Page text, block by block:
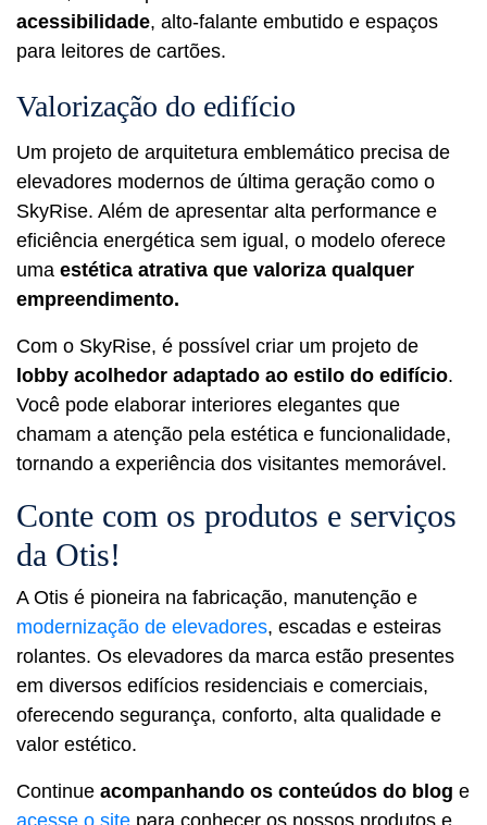
acessibilidade, alto-falante embutido e espaços
para leitores de cartões.
Valorização do edifício
Um projeto de arquitetura emblemático precisa de
elevadores modernos de última geração como o
SkyRise. Além de apresentar alta performance e
eficiência energética sem igual, o modelo oferece
uma estética atrativa que valoriza qualquer
empreendimento.
Com o SkyRise, é possível criar um projeto de
lobby acolhedor adaptado ao estilo do edifício.
Você pode elaborar interiores elegantes que
chamam a atenção pela estética e funcionalidade,
tornando a experiência dos visitantes memorável.
Conte com os produtos e serviços
da Otis!
A Otis é pioneira na fabricação, manutenção e
modernização de elevadores, escadas e esteiras
rolantes. Os elevadores da marca estão presentes
em diversos edifícios residenciais e comerciais,
oferecendo segurança, conforto, alta qualidade e
valor estético.
Continue acompanhando os conteúdos do blog e
acesse o site para conhecer os nossos produtos e